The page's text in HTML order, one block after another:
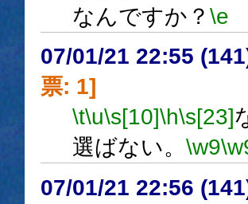
なんですか？ \e
07/01/21 22:55
票: 1]
\t\u\s[10]\h\s[23]
選ばない。 \w9
07/01/21 22:56